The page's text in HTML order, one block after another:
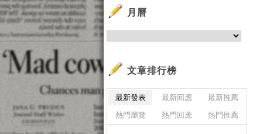
月曆
文章排行榜
最新發表 最新回應
最新推薦
熱門瀏覽
熱門回應 熱門推薦